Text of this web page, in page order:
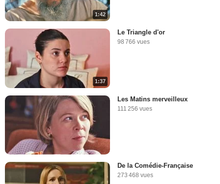
1:42
1:37
Le Triangle d'or
98 766 vues
Les Matins merveilleux
111 256 vues
De la Comédie-Française
273 468 vues